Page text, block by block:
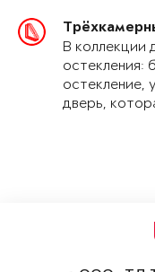
В коллекции
остекления:
остекление,
дверь,